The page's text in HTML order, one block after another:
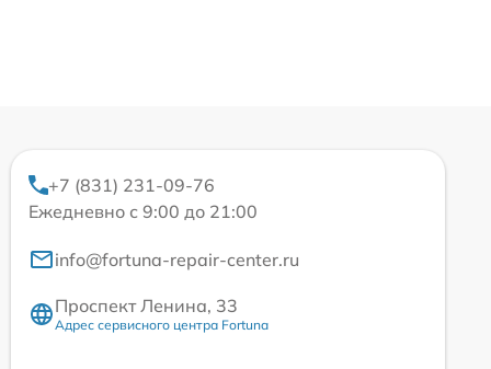
+7 (831) 231-09-76
Ежедневно с 9:00 до 21:00
info@fortuna-repair-center.ru
Проспект Ленина, 33
Адрес сервисного центра Fortuna